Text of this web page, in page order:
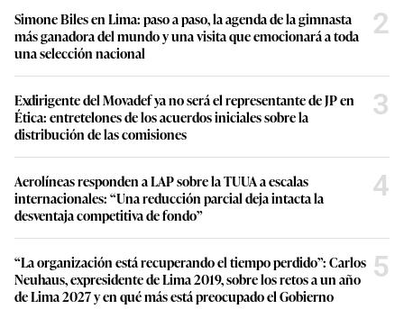
Simone Biles en Lima: paso a paso, la agenda de la gimnasta
más ganadora del mundo y una visita que emocionará a toda
una selección nacional
2
Exdirigente del Movadef ya no será el representante de JP en
Ética: entretelones de los acuerdos iniciales sobre la
distribución de las comisiones
3
Aerolíneas responden a LAP sobre la TUUA a escalas
internacionales: “Una reducción parcial deja intacta la
desventaja competitiva de fondo”
4
“La organización está recuperando el tiempo perdido”: Carlos
Neuhaus, expresidente de Lima 2019, sobre los retos a un año
de Lima 2027 y en qué más está preocupado el Gobierno
5